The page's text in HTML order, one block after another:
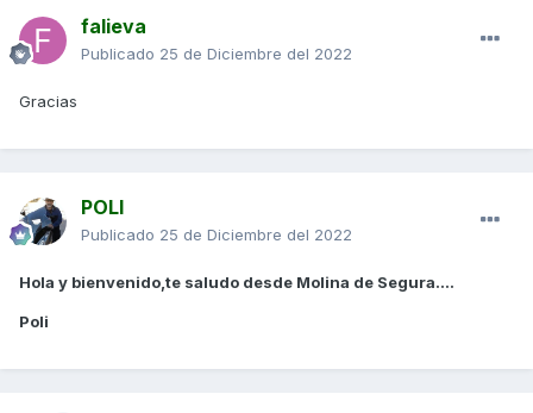
falieva
Publicado 25 de Diciembre del 2022
Gracias
POLI
Publicado 25 de Diciembre del 2022
Hola y bienvenido,te saludo desde Molina de Segura....
Poli